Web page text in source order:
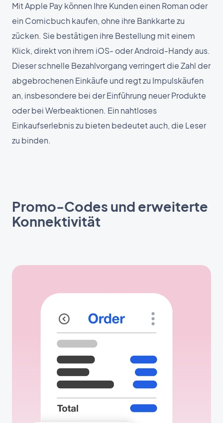
Mit Apple Pay können Ihre Kunden einen Roman oder
ein Comicbuch kaufen, ohne ihre Bankkarte zu
zücken. Sie bestätigen ihre Bestellung mit einem
Klick, direkt von ihrem iOS- oder Android-Handy aus.
Dieser schnelle Bezahlvorgang verringert die Zahl der
abgebrochenen Einkäufe und regt zu Impulskäufen
an, insbesondere bei der Einführung neuer Produkte
oder bei Werbeaktionen. Ein nahtloses
Einkaufserlebnis zu bieten bedeutet auch, die Leser
zu binden.
Promo-Codes und erweiterte
Konnektivität